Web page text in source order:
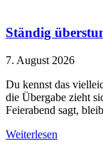
Ständig
7. August 2026
Du kennst das
die Übergabe zieht
Feierabend sagt,
Weiterlesen